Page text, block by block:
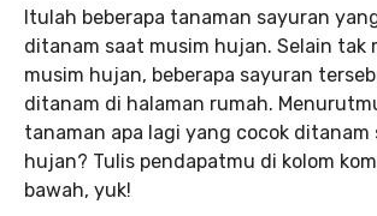
Itulah beberapa tanaman sayuran
ditanam saat musim hujan. Selain tak
musim hujan, beberapa sayuran
ditanam di halaman rumah.
tanaman apa lagi yang cocok ditanam
hujan? Tulis pendapatmu di kolom
bawah, yuk!